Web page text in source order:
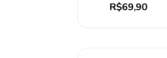
R$69,90